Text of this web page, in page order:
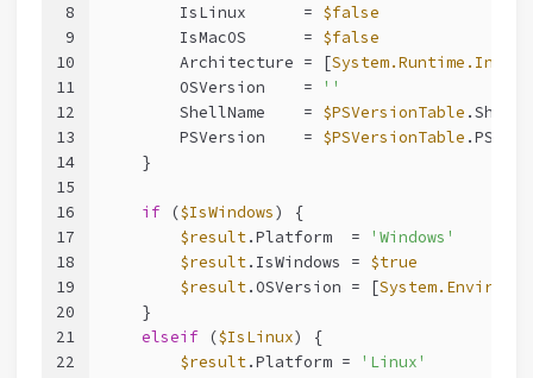
8
9
10
11
12
13
14
15
16
17
18
19
20
21
22
        IsLinux      =
$false
        IsMacOS      =
$false
        Architecture = [
        OSVersion    =
''
        ShellName    =
$PSVersionTable
        PSVersion    =
$PSVersionTable
    }
if ($IsWindows) {
$result.Platform  =
'Windows'
$result.IsWindows = $true
$result.OSVersion = [
    }
elseif ($IsLinux) {
$result.Platform =
'Linux'